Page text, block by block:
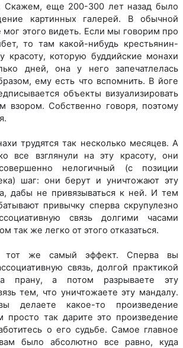
Скажем, еще 200-300 лет назад было
картинных галерей. В обычной
мог этого видеть. Если мы говорим про
то там какой-нибудь крестьянин-
красоту, которую буддийские монахи
дней, она у него запечатлелась
ему есть что вспомнить. В йоге
объекты визуализировать
взором. Собственно говоря, поэтому
трудятся так несколько месяцев. А
все взглянули на эту красоту, они
нелогичный (с позиции
шаг: они берут и уничтожают эту
дабы не привязываться к ней. И тем
привычку сперва скрупулезно
связь долгими часами
так же легко от этого отказаться.
же самый эффект. Сперва вы
связь, долгой практикой
прану, а потом разрываете эту
тем, что уничтожаете эту мандалу.
делаете какое-то произведение
просто так дарите это произведение
о его судьбе. Самое главное
было абсолютно все равно, куда